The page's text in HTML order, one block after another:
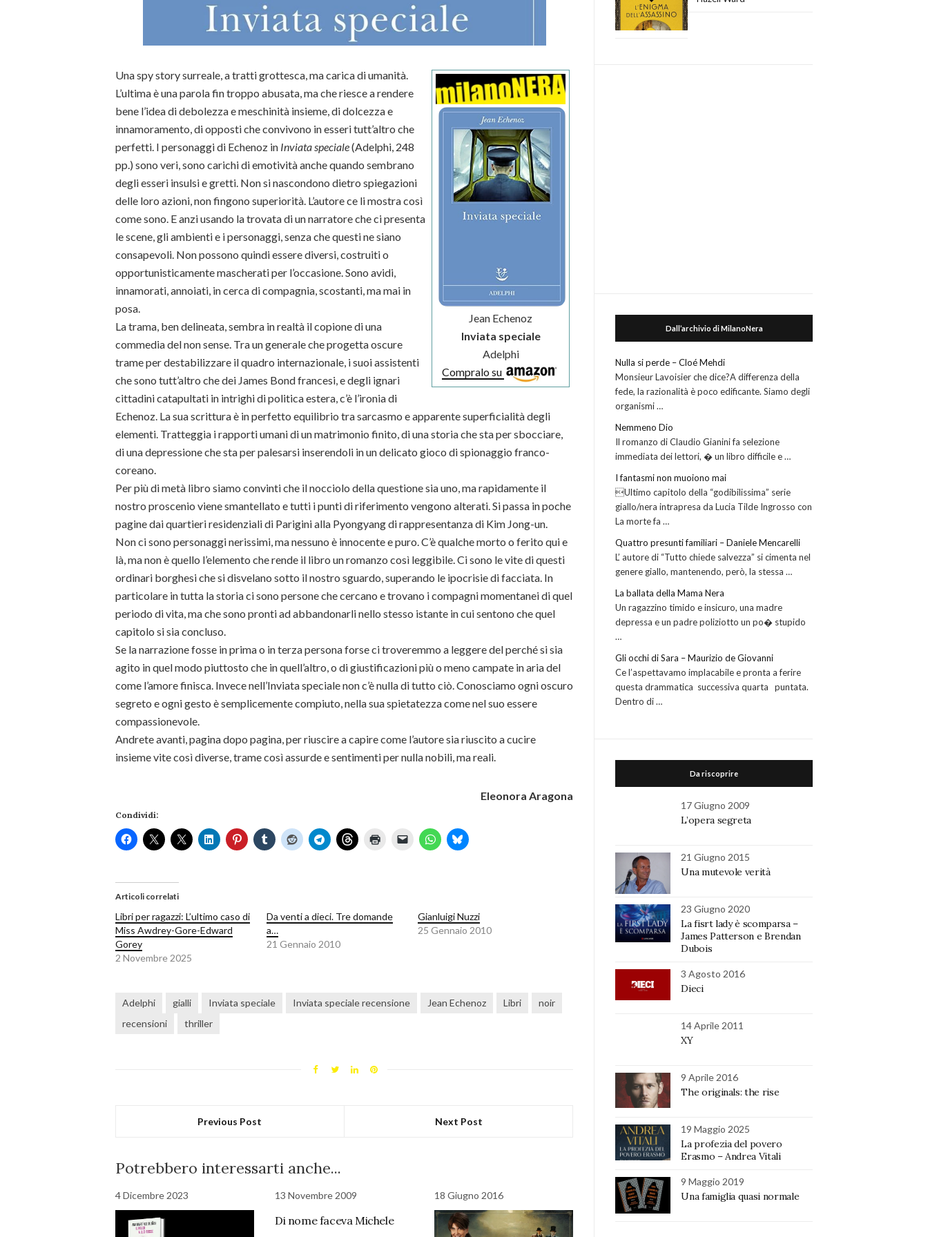
Jean Echenoz
Inviata speciale
Adelphi
Compralo su
Una spy story surreale, a tratti grottesca, ma carica di umanità.
L’ultima è una parola fin troppo abusata, ma che riesce a rendere
bene l’idea di debolezza e meschinità insieme, di dolcezza e
innamoramento, di opposti che convivono in esseri tutt’altro che
perfetti. I personaggi di Echenoz in Inviata speciale(Adelphi, 248
pp.) sono veri, sono carichi di emotività anche quando sembrano
degli esseri insulsi e gretti. Non si nascondono dietro spiegazioni
delle loro azioni, non fingono superiorità. L’autore ce li mostra così
come sono. E anzi usando la trovata di un narratore che ci presenta
le scene, gli ambienti e i personaggi, senza che questi ne siano
consapevoli. Non possono quindi essere diversi, costruiti o
opportunisticamente mascherati per l’occasione. Sono avidi,
innamorati, annoiati, in cerca di compagnia, scostanti, ma mai in
posa.
La trama, ben delineata, sembra in realtà il copione di una
commedia del non sense. Tra un generale che progetta oscure
trame per destabilizzare il quadro internazionale, i suoi assistenti
che sono tutt’altro che dei James Bond francesi, e degli ignari
cittadini catapultati in intrighi di politica estera, c’è l’ironia di
Echenoz. La sua scrittura è in perfetto equilibrio tra sarcasmo e apparente superficialità degli
elementi. Tratteggia i rapporti umani di un matrimonio finito, di una storia che sta per sbocciare,
di una depressione che sta per palesarsi inserendoli in un delicato gioco di spionaggio franco-
coreano.
Per più di metà libro siamo convinti che il nocciolo della questione sia uno, ma rapidamente il
nostro proscenio viene smantellato e tutti i punti di riferimento vengono alterati. Si passa in poche
pagine dai quartieri residenziali di Parigini alla Pyongyang di rappresentanza di Kim Jong-un.
Non ci sono personaggi nerissimi, ma nessuno è innocente e puro. C’è qualche morto o ferito qui e
là, ma non è quello l’elemento che rende il libro un romanzo così leggibile. Ci sono le vite di questi
ordinari borghesi che si disvelano sotto il nostro sguardo, superando le ipocrisie di facciata. In
particolare in tutta la storia ci sono persone che cercano e trovano i compagni momentanei di quel
periodo di vita, ma che sono pronti ad abbandonarli nello stesso istante in cui sentono che quel
capitolo si sia concluso.
Se la narrazione fosse in prima o in terza persona forse ci troveremmo a leggere del perché si sia
agito in quel modo piuttosto che in quell’altro, o di giustificazioni più o meno campate in aria del
come l’amore finisca. Invece nell’Inviata speciale non c’è nulla di tutto ciò. Conosciamo ogni oscuro
segreto e ogni gesto è semplicemente compiuto, nella sua spietatezza come nel suo essere
compassionevole.
Andrete avanti, pagina dopo pagina, per riuscire a capire come l’autore sia riuscito a cucire
insieme vite così diverse, trame così assurde e sentimenti per nulla nobili, ma reali.
Eleonora Aragona
Condividi:
Articoli correlati
Libri per ragazzi: L’ultimo caso di
Miss Awdrey-Gore-Edward
Gorey
2 Novembre 2025
Da venti a dieci. Tre domande
a…
21 Gennaio 2010
Gianluigi Nuzzi
25 Gennaio 2010
Adelphi gialli Inviata speciale Inviata speciale recensione Jean Echenoz Libri
noir
recensioni
thriller
Previous Post Next Post
Potrebbero interessarti anche...
4 Dicembre 2023 13 Novembre 2009
Di nome faceva Michele
18 Giugno 2016
Dall’archivio di MilanoNera
Nulla si perde – Cloé Mehdi
Monsieur Lavoisier che dice?A differenza della
fede, la razionalità è poco edificante. Siamo degli
organismi …
Nemmeno Dio
Il romanzo di Claudio Gianini fa selezione
immediata dei lettori, � un libro difficile e …
I fantasmi non muoiono mai
Ultimo capitolo della “godibilissima” serie
giallo/nera intrapresa da Lucia Tilde Ingrosso con
La morte fa …
Quattro presunti familiari – Daniele Mencarelli
L’ autore di “Tutto chiede salvezza” si cimenta nel
genere giallo, mantenendo, però, la stessa …
La ballata della Mama Nera
Un ragazzino timido e insicuro, una madre
depressa e un padre poliziotto un po� stupido
…
Gli occhi di Sara – Maurizio de Giovanni
Ce l’aspettavamo implacabile e pronta a ferire
questa drammatica successiva quarta puntata.
Dentro di …
Da riscoprire
17 Giugno 2009
L’opera segreta
21 Giugno 2015
Una mutevole verità
23 Giugno 2020
La fisrt lady è scomparsa –
James Patterson e Brendan
Dubois
3 Agosto 2016
Dieci
14 Aprile 2011
XY
9 Aprile 2016
The originals: the rise
19 Maggio 2025
La profezia del povero
Erasmo – Andrea Vitali
9 Maggio 2019
Una famiglia quasi normale